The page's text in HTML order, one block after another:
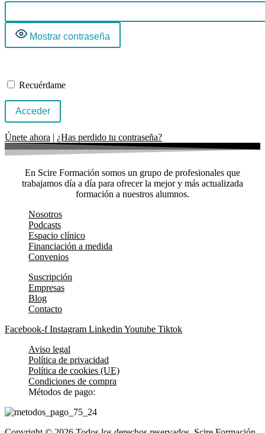
Mostrar contraseña
Recuérdame
Únete ahora | ¿Has perdido tu contraseña?
En Scire Formación somos un grupo de profesionales que
trabajamos día a día para ofrecer la mejor y más actualizada
formación a nuestros alumnos.
Nosotros
Podcasts
Espacio clínico
Financiación a medida
Convenios
Suscripción
Empresas
Blog
Contacto
Facebook-f Instagram Linkedin Youtube Tiktok
Aviso legal
Política de privacidad
Política de cookies (UE)
Condiciones de compra
Métodos de pago: